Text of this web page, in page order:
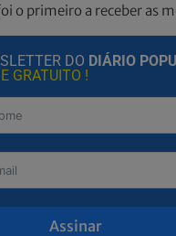
o primeiro a receber as
DO DIÁRIO
GRATUITO !
Assinar